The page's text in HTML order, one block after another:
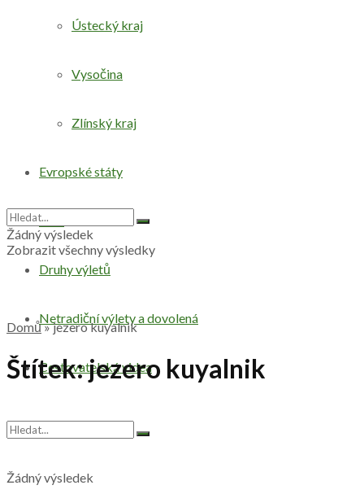
Ústecký kraj
Vysočina
Zlínský kraj
Evropské státy
Svět
Druhy výletů
Netradiční výlety a dovolená
Cestovatelská videa
Žádný výsledek
Žádný výsledek
Zobrazit všechny výsledky
Domů»jezero kuyalnik
Štítek:jezero kuyalnik